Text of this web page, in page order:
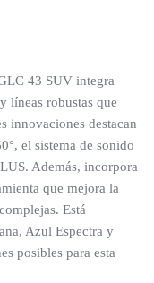
43 SUV integra
líneas robustas que
innovaciones destacan
el sistema de sonido
Además, incorpora
que mejora la
Está
Azul Espectra y
posibles para esta